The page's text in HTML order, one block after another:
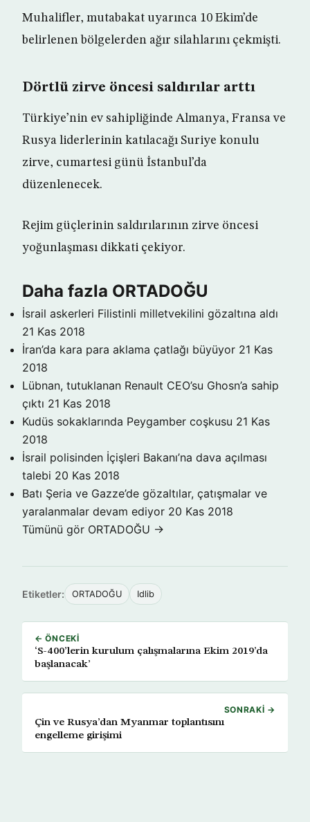
Muhalifler, mutabakat uyarınca 10 Ekim’de
belirlenen bölgelerden ağır silahlarını çekmişti.
Dörtlü zirve öncesi saldırılar arttı
Türkiye’nin ev sahipliğinde Almanya, Fransa ve
Rusya liderlerinin katılacağı Suriye konulu
zirve, cumartesi günü İstanbul’da
düzenlenecek.
Rejim güçlerinin saldırılarının zirve öncesi
yoğunlaşması dikkati çekiyor.
Daha fazla ORTADOĞU
İsrail askerleri Filistinli milletvekilini gözaltına aldı
21 Kas 2018
İran’da kara para aklama çatlağı büyüyor 21 Kas
2018
Lübnan, tutuklanan Renault CEO’su Ghosn’a sahip
çıktı 21 Kas 2018
Kudüs sokaklarında Peygamber coşkusu 21 Kas
2018
İsrail polisinden İçişleri Bakanı’na dava açılması
talebi 20 Kas 2018
Batı Şeria ve Gazze’de gözaltılar, çatışmalar ve
yaralanmalar devam ediyor 20 Kas 2018
Tümünü gör ORTADOĞU →
Etiketler: ORTADOĞU Idlib
← ÖNCEKI
‘S-400’lerin kurulum çalışmalarına Ekim 2019’da
başlanacak’
SONRAKI →
Çin ve Rusya’dan Myanmar toplantısını
engelleme girişimi